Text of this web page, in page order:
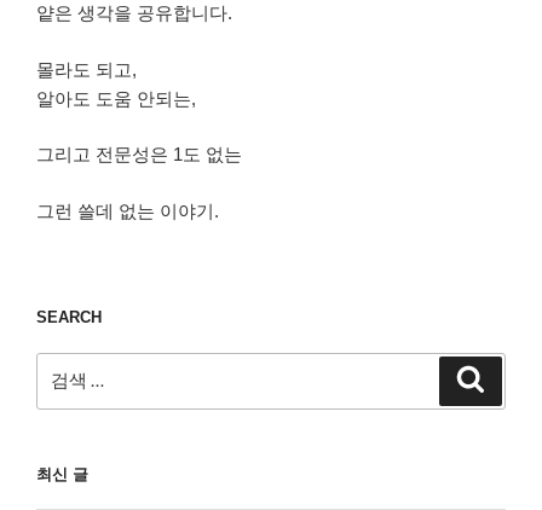
얕은 생각을 공유합니다.
몰라도 되고,
알아도 도움 안되는,
그리고 전문성은 1도 없는
그런 쓸데 없는 이야기.
SEARCH
색:
최신 글